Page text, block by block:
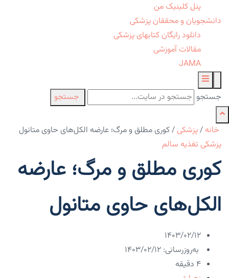
پنل کلینیک من
دانشجویان و محققان پزشکی
دانلود رایگان کتابهای پزشکی
مقالات آموزشی
JAMA
جستجو جستجو
خانه /پزشکی /کوری مطلق و مرگ؛ عارضه‌ الکل‌های حاوی متانول
پزشکی تغذیه سالم
کوری مطلق و مرگ؛ عارضه‌
الکل‌های حاوی متانول
۱۴۰۳/۰۲/۱۲
به‌روزرسانی: ۱۴۰۳/۰۲/۱۲
4 دقیقه